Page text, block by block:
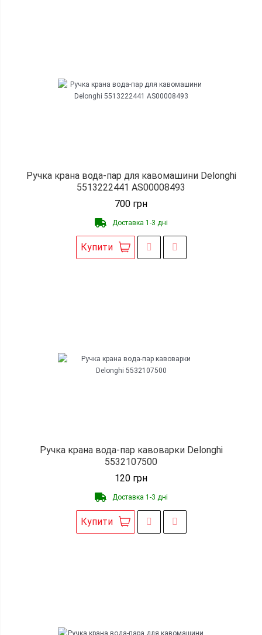
Ручка крана вода-пар для кавомашини Delonghi
5513222441 AS00008493
700 грн
Доставка 1-3 дні
Купити
Ручка крана вода-пар кавоварки Delonghi
5532107500
120 грн
Доставка 1-3 дні
Купити